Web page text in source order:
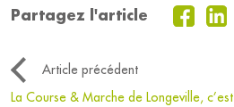
Partagez l'article
Article précédent
La Course & Marche de Longeville, c’est